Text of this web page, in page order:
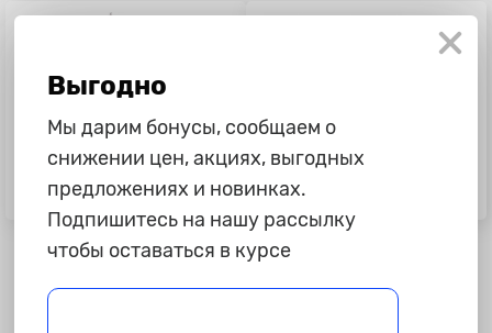
759 ₽
Газовая плита, лепестки, средняя
12 875 ₽
Холодильник-нагреватель AVS,
30л, 12В/220В
Выгодно
Мы дарим бонусы, сообщаем о
снижении цен, акциях, выгодных
предложениях и новинках.
Подпишитесь на нашу рассылку
чтобы оставаться в курсе